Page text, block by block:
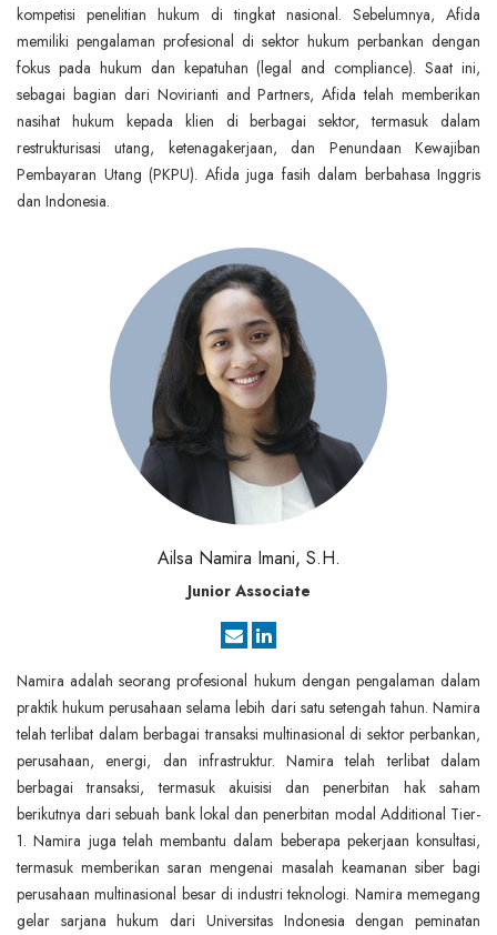
kompetisi penelitian hukum di tingkat nasional. Sebelumnya, Afida
memiliki pengalaman profesional di sektor hukum perbankan dengan
fokus pada hukum dan kepatuhan (legal and compliance). Saat ini,
sebagai bagian dari Novirianti and Partners, Afida telah memberikan
nasihat hukum kepada klien di berbagai sektor, termasuk dalam
restrukturisasi utang, ketenagakerjaan, dan Penundaan Kewajiban
Pembayaran Utang (PKPU). Afida juga fasih dalam berbahasa Inggris
dan Indonesia.
Ailsa Namira Imani, S.H.
Junior Associate
Namira adalah seorang profesional hukum dengan pengalaman dalam
praktik hukum perusahaan selama lebih dari satu setengah tahun. Namira
telah terlibat dalam berbagai transaksi multinasional di sektor perbankan,
perusahaan, energi, dan infrastruktur. Namira telah terlibat dalam
berbagai transaksi, termasuk akuisisi dan penerbitan hak saham
berikutnya dari sebuah bank lokal dan penerbitan modal Additional Tier-
1. Namira juga telah membantu dalam beberapa pekerjaan konsultasi,
termasuk memberikan saran mengenai masalah keamanan siber bagi
perusahaan multinasional besar di industri teknologi. Namira memegang
gelar sarjana hukum dari Universitas Indonesia dengan peminatan